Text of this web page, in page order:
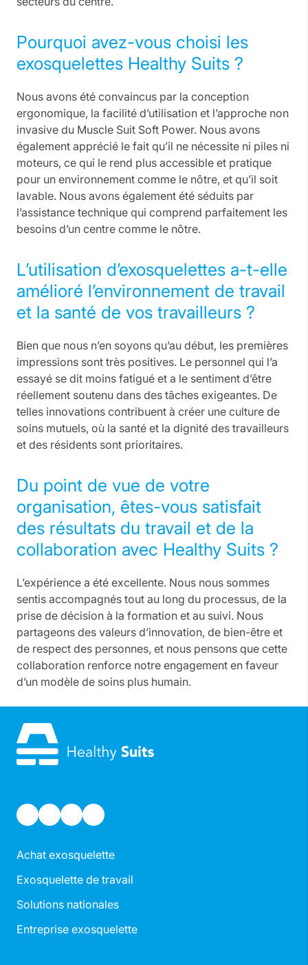
Pourquoi avez-vous choisi les
exosquelettes Healthy Suits ?
Nous avons été convaincus par la conception
ergonomique, la facilité d’utilisation et l’approche non
invasive du Muscle Suit Soft Power. Nous avons
également apprécié le fait qu’il ne nécessite ni piles ni
moteurs, ce qui le rend plus accessible et pratique
pour un environnement comme le nôtre, et qu’il soit
lavable. Nous avons également été séduits par
l’assistance technique qui comprend parfaitement les
besoins d’un centre comme le nôtre.
L’utilisation d’exosquelettes a-t-elle
amélioré l’environnement de travail
et la santé de vos travailleurs ?
Bien que nous n’en soyons qu’au début, les premières
impressions sont très positives. Le personnel qui l’a
essayé se dit moins fatigué et a le sentiment d’être
réellement soutenu dans des tâches exigeantes. De
telles innovations contribuent à créer une culture de
soins mutuels, où la santé et la dignité des travailleurs
et des résidents sont prioritaires.
Du point de vue de votre
organisation, êtes-vous satisfait
des résultats du travail et de la
collaboration avec Healthy Suits ?
L’expérience a été excellente. Nous nous sommes
sentis accompagnés tout au long du processus, de la
prise de décision à la formation et au suivi. Nous
partageons des valeurs d’innovation, de bien-être et
de respect des personnes, et nous pensons que cette
collaboration renforce notre engagement en faveur
d’un modèle de soins plus humain.
Achat exosquelette
Exosquelette de travail
Solutions nationales
Entreprise exosquelette